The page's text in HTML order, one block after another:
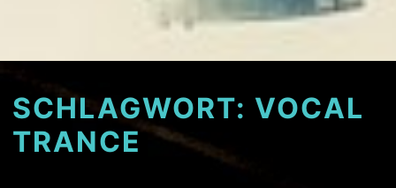
SCHLAGWORT: VOCAL
TRANCE